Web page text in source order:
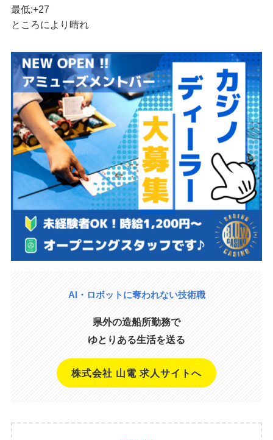
最低:+27
ところにより晴れ
AI・ロボットに奪われない技術職
県外の造船所勤務で
ゆとりある生活を送る
株式会社 山電 求人サイトへ